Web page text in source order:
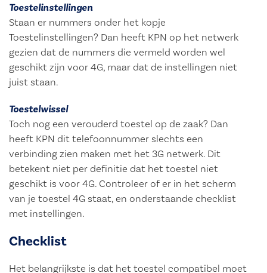
Toestelinstellingen
Staan er nummers onder het kopje
Toestelinstellingen? Dan heeft KPN op het netwerk
gezien dat de nummers die vermeld worden wel
geschikt zijn voor 4G, maar dat de instellingen niet
juist staan.
Toestelwissel
Toch nog een verouderd toestel op de zaak? Dan
heeft KPN dit telefoonnummer slechts een
verbinding zien maken met het 3G netwerk. Dit
betekent niet per definitie dat het toestel niet
geschikt is voor 4G. Controleer of er in het scherm
van je toestel 4G staat, en onderstaande checklist
met instellingen.
Checklist
Het belangrijkste is dat het toestel compatibel moet